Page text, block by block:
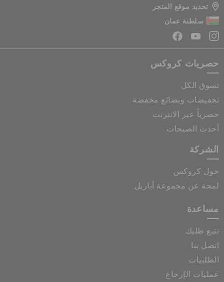
تحديد موقع المتجر
سلطنة عمان
حصريات كروكس
تسوق الكل
تخفيضات وبضائع مخفضة
حصرياً عبر الانترنت
أحدث الصيحات
الشركة
حول كروكس
لمحة عن مجموعة أباريل
مساعدة
تتبع طلبك
اتصل بنا
الطلبيات
عمليات الإرجاع